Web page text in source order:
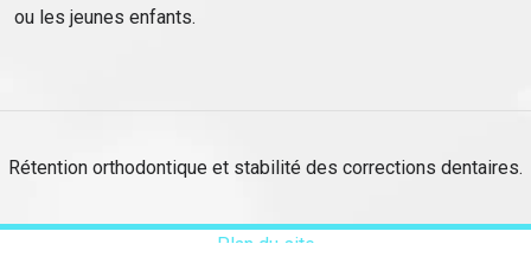
ou les jeunes enfants.
Rétention orthodontique et stabilité des corrections dentaires.
Plan du site